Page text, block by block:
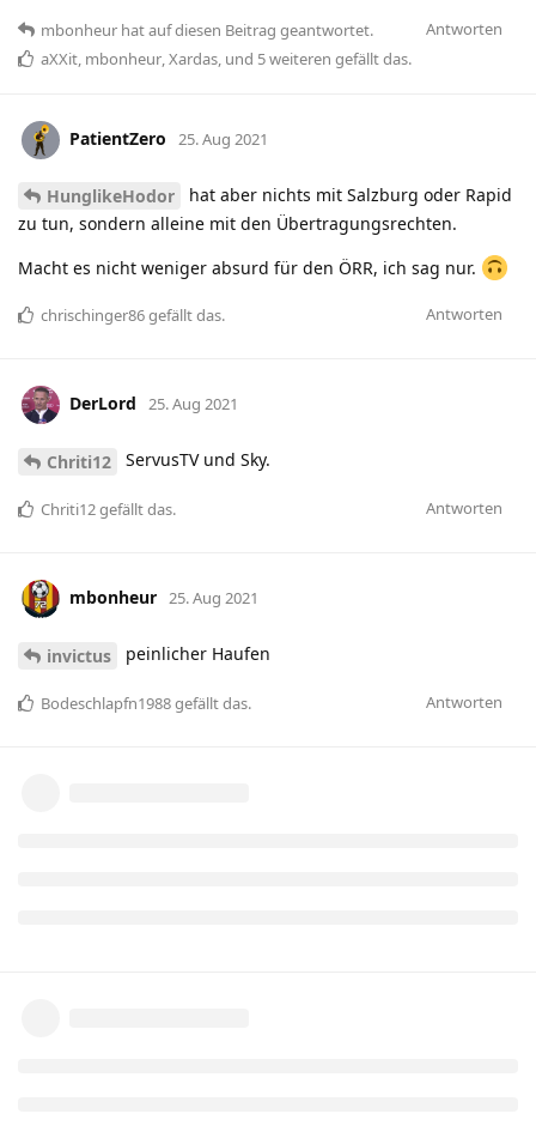
Antworten
mbonheur hatauf diesen Beitrag geantwortet.
aXXit, mbonheur,Xardas, und 5weiteren gefällt das.
PatientZero 25. Aug 2021
HunglikeHodor
hat aber nichts mit Salzburg oder Rapid
zu tun, sondern alleine mit den Übertragungsrechten.
Macht es nicht weniger absurd für den ÖRR, ich sag nur.
Antworten
chrischinger86gefällt das.
DerLord 25. Aug 2021
Chriti12 ServusTV und Sky.
Antworten
Chriti12gefällt das.
mbonheur 25. Aug 2021
invictus peinlicher Haufen
Antworten
Bodeschlapfn1988gefällt das.